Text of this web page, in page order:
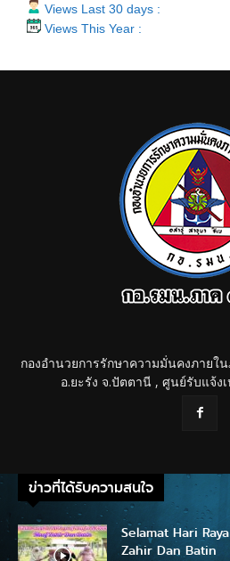
Views Last 30 days :
Views This Year :
กองอำนวยการรักษาความมั่นคงภาย
อ.ยะรัง จ.ปัตตานี , ศูนย์รับแจ้ง
ข่าวที่ได้รับความสนใจ
Selamat Hari
Zahir Dan Batin